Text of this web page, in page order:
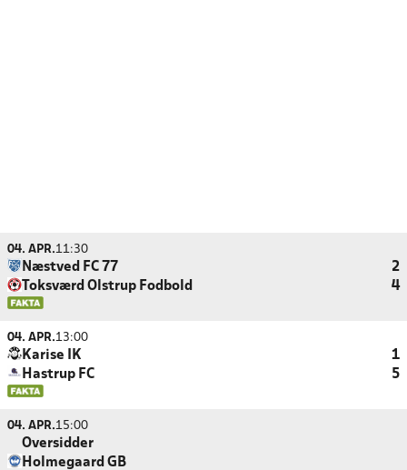
04. APR.11:30
Næstved FC 77
2
Toksværd Olstrup Fodbold
4
04. APR.13:00
Karise IK
1
Hastrup FC
5
04. APR.15:00
Oversidder
Holmegaard GB